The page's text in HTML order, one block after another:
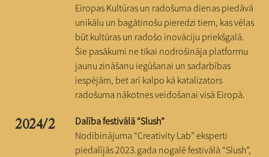
Eiropas Kultūras un radošuma dienas piedāvā
unikālu un bagātinošu pieredzi tiem, kas vēlas
būt kultūras un radošo inovāciju priekšgalā.
Šie pasākumi ne tikai nodrošināja platformu
jaunu zināšanu iegūšanai un sadarbības
iespējām, bet arī kalpo kā katalizators
radošuma nākotnes veidošanai visā Eiropā.
2024/2
Dalība festivālā “Slush”
Nodibinājuma “Creativity Lab” eksperti
piedalījās 2023.gada nogalē festivālā “Slush”,